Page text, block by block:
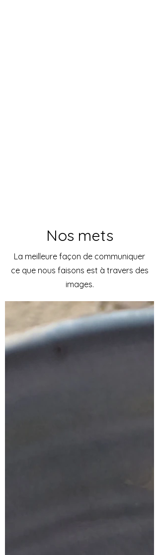
Nos mets
La meilleure façon de communiquer
ce que nous faisons est à travers des
images.